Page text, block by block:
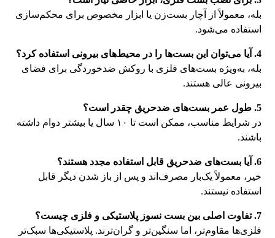
بله، معمولاً از آچار بست‌زن یا ابزار مخصوص برای محکم‌سازی
استفاده می‌شود.
4. آیا می‌توان این بست‌ها را در محیط‌های بیرونی استفاده کرد؟
بله، به‌ویژه بست‌های فلزی با روکش ضدخوردگی برای فضای
بیرونی عالی هستند.
5. طول عمر بست‌های ضدحریق چقدر است؟
در شرایط مناسب، ممکن است تا ۱۰ سال یا بیشتر دوام داشته
باشند.
6. آیا بست‌های ضدحریق قابل استفاده مجدد هستند؟
خیر، معمولاً یک‌بار مصرف‌اند و پس از باز شدن دیگر قابل
استفاده نیستند.
7. تفاوت اصلی بین بست نسوز پلاستیکی و فلزی چیست؟
فلزی‌ها مقاوم‌تر، اما سنگین‌تر و گران‌ترند. پلاستیکی‌ها سبک‌تر